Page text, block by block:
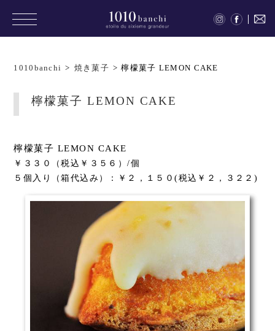
1010banchi > 焼き菓子 > 檸檬菓子 LEMON CAKE
檸檬菓子 LEMON CAKE
檸檬菓子 LEMON CAKE
￥３３０（税込￥３５６）/個
５個入り（箱代込み）：￥２，１５０(税込￥２，３２２)